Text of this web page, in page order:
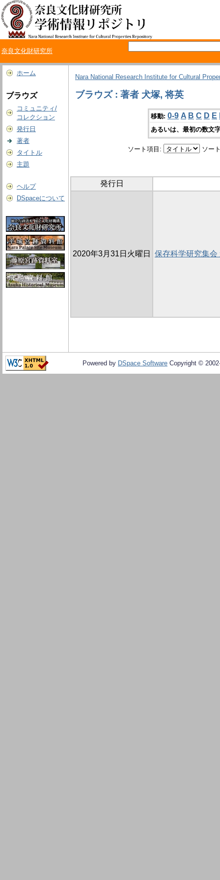
奈良文化財研究所
ホーム
ブラウズ
コミュニティ/
コレクション
発行日
著者
タイトル
主題
ヘルプ
DSpaceについて
Nara National Research Institute for Cultural
ブラウズ : 著者 犬塚, 将英
移動: 0-9 A B C D E
あるいは、最初の数文
ソート項目: ソー
発行日
2020年3月31日火曜日 保存科学研究集
Powered by DSpace Software Copyright ©